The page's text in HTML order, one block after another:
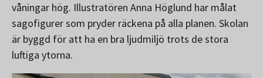
våningar hög. Illustratören Anna Höglund har målat
sagofigurer som pryder räckena på alla planen. Skolan
är byggd för att ha en bra ljudmiljö trots de stora
luftiga ytorna.